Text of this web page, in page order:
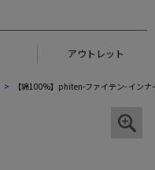
アウトレット
【綿100%】phiten-ファイテン- イン